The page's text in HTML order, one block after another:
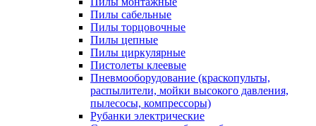
Пилы сабельные
Пилы торцовочные
Пилы цепные
Пилы циркулярные
Пистолеты клеевые
Пневмооборудование (краскопульты,
распылители, мойки высокого давления,
пылесосы, компрессоры)
Рубанки электрические